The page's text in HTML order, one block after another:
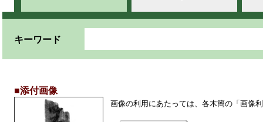
キーワード
■添付画像
画像の利用にあたっては、各木簡の「画像